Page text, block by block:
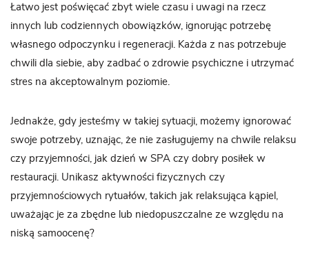
Łatwo jest poświęcać zbyt wiele czasu i uwagi na rzecz
innych lub codziennych obowiązków, ignorując potrzebę
własnego odpoczynku i regeneracji. Każda z nas potrzebuje
chwili dla siebie, aby zadbać o zdrowie psychiczne i utrzymać
stres na akceptowalnym poziomie.
Jednakże, gdy jesteśmy w takiej sytuacji, możemy ignorować
swoje potrzeby, uznając, że nie zasługujemy na chwile relaksu
czy przyjemności, jak dzień w SPA czy dobry posiłek w
restauracji. Unikasz aktywności fizycznych czy
przyjemnościowych rytuałów, takich jak relaksująca kąpiel,
uważając je za zbędne lub niedopuszczalne ze względu na
niską samoocenę?